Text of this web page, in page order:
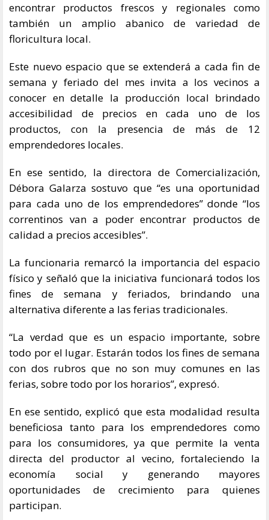
encontrar productos frescos y regionales como
también un amplio abanico de variedad de
floricultura local.
Este nuevo espacio que se extenderá a cada fin de
semana y feriado del mes invita a los vecinos a
conocer en detalle la producción local brindado
accesibilidad de precios en cada uno de los
productos, con la presencia de más de 12
emprendedores locales.
En ese sentido, la directora de Comercialización,
Débora Galarza sostuvo que “es una oportunidad
para cada uno de los emprendedores” donde “los
correntinos van a poder encontrar productos de
calidad a precios accesibles”.
La funcionaria remarcó la importancia del espacio
físico y señaló que la iniciativa funcionará todos los
fines de semana y feriados, brindando una
alternativa diferente a las ferias tradicionales.
“La verdad que es un espacio importante, sobre
todo por el lugar. Estarán todos los fines de semana
con dos rubros que no son muy comunes en las
ferias, sobre todo por los horarios”, expresó.
En ese sentido, explicó que esta modalidad resulta
beneficiosa tanto para los emprendedores como
para los consumidores, ya que permite la venta
directa del productor al vecino, fortaleciendo la
economía social y generando mayores
oportunidades de crecimiento para quienes
participan.